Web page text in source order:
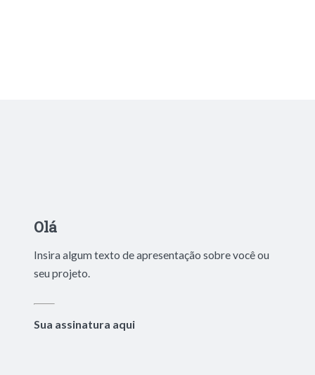
Olá
Insira algum texto de apresentação sobre você ou
seu projeto.
Sua assinatura aqui